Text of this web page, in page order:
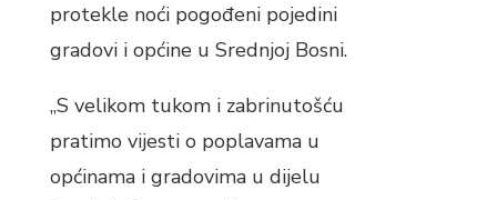
protekle noći pogođeni pojedini
gradovi i općine u Srednjoj Bosni.
„S velikom tukom i zabrinutošću
pratimo vijesti o poplavama u
općinama i gradovima u dijelu